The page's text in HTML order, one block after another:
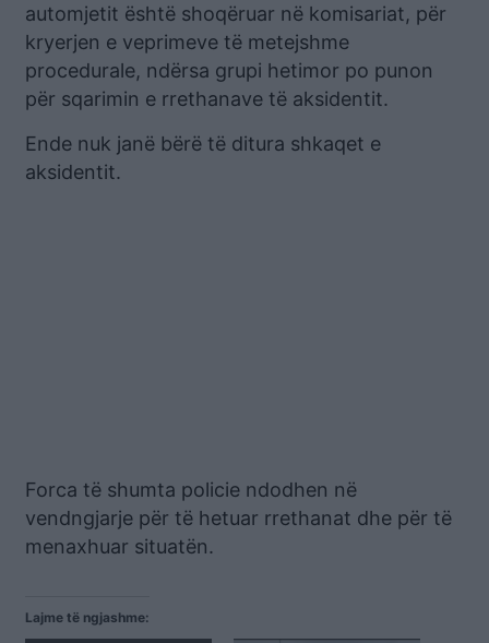
automjetit është shoqëruar në komisariat, për
kryerjen e veprimeve të metejshme
procedurale, ndërsa grupi hetimor po punon
për sqarimin e rrethanave të aksidentit.
Ende nuk janë bërë të ditura shkaqet e
aksidentit.
Forca të shumta policie ndodhen në
vendngjarje për të hetuar rrethanat dhe për të
menaxhuar situatën.
Lajme të ngjashme: